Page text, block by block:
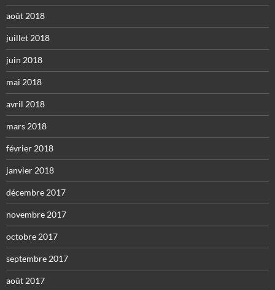
août 2018
juillet 2018
juin 2018
mai 2018
avril 2018
mars 2018
février 2018
janvier 2018
décembre 2017
novembre 2017
octobre 2017
septembre 2017
août 2017